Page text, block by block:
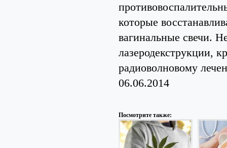
которые
вагинальные свечи.
лазеродекструкции,
радиоволновому
06.06.2014
Посмотрите также: